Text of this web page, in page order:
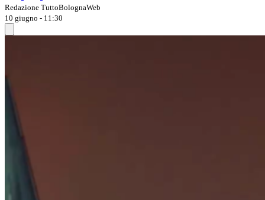
Redazione TuttoBolognaWeb
10 giugno - 11:30